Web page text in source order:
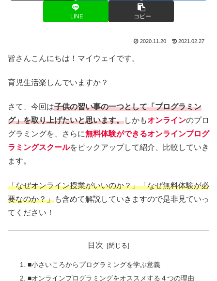
LINE コピー
2020.11.20 2021.02.27
皆さんこんにちは！マイウェイです。
育児生活楽しんでいますか？
さて、今回は子供の習い事の一つとして「プログラミン
グ」を取り上げたいと思います。しかもオンラインのプロ
グラミングを、さらに無料体験ができるオンラインプログ
ラミングスクールをピックアップして紹介、比較していき
ます。
「なぜオンライン授業がいいのか？」「なぜ無料体験が必
要なのか？」も含めて解説していきますので是非見ていっ
てください！
目次
■小さいころからプログラミングを学ぶ意義
■オンラインプログラミングをオススメする４つの理由